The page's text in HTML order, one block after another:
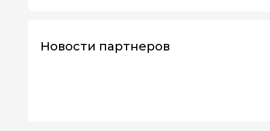
Новости партнеров